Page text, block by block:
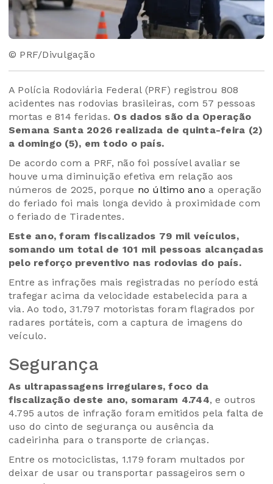
© PRF/Divulgação
A Polícia Rodoviária Federal (PRF) registrou 808
acidentes nas rodovias brasileiras, com 57 pessoas
mortas e 814 feridas. Os dados são da Operação
Semana Santa 2026 realizada de quinta-feira (2)
a domingo (5), em todo o país.
De acordo com a PRF, não foi possível avaliar se
houve uma diminuição efetiva em relação aos
números de 2025, porque no último ano a operação
do feriado foi mais longa devido à proximidade com
o feriado de Tiradentes.
Este ano, foram fiscalizados 79 mil veículos,
somando um total de 101 mil pessoas alcançadas
pelo reforço preventivo nas rodovias do país.
Entre as infrações mais registradas no período está
trafegar acima da velocidade estabelecida para a
via. Ao todo, 31.797 motoristas foram flagrados por
radares portáteis, com a captura de imagens do
veículo.
Segurança
As ultrapassagens irregulares, foco da
fiscalização deste ano, somaram 4.744, e outros
4.795 autos de infração foram emitidos pela falta de
uso do cinto de segurança ou ausência da
cadeirinha para o transporte de crianças.
Entre os motociclistas, 1.179 foram multados por
deixar de usar ou transportar passageiros sem o